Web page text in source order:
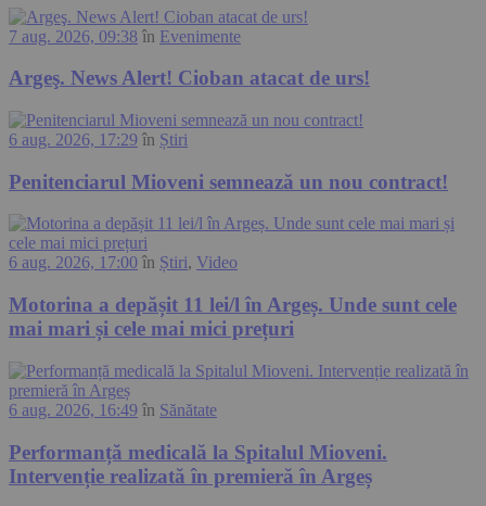
7 aug. 2026, 09:38 în Evenimente
Argeş. News Alert! Cioban atacat de urs!
6 aug. 2026, 17:29 în Știri
Penitenciarul Mioveni semnează un nou contract!
6 aug. 2026, 17:00 în Știri, Video
Motorina a depășit 11 lei/l în Argeș. Unde sunt cele
mai mari și cele mai mici prețuri
6 aug. 2026, 16:49 în Sănătate
Performanță medicală la Spitalul Mioveni.
Intervenție realizată în premieră în Argeș